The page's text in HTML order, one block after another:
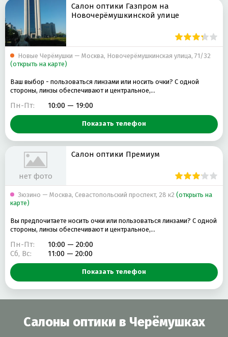
Салон оптики Газпром на
Новочерёмушкинской улице
Новые Черёмушки — Москва, Новочерёмушкинская улица, 71/32
(открыть на карте)
Ваш выбор - пользоваться линзами или носить очки? С одной
стороны, линзы обеспечивают и центральное,…
Пн-Пт: 10:00 — 19:00
Показать телефон
нет фото
Салон оптики Премиум
Зюзино — Москва, Севастопольский проспект, 28 к2 (открыть на
карте)
Вы предпочитаете носить очки или пользоваться линзами? С одной
стороны, линзы обеспечивают и центральное,…
Пн-Пт:
10:00 — 20:00
Сб, Вс:
11:00 — 20:00
Показать телефон
Салоны оптики в Черёмушках